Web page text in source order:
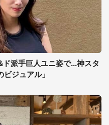
派手巨人ユニ姿で...神スタ
ジュアル」